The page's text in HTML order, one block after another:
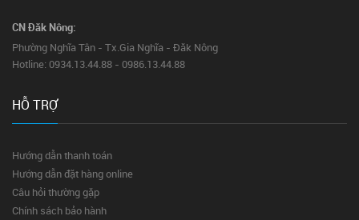
CN Đăk Nông:
Phường Nghĩa Tân - Tx.Gia Nghĩa - Đăk Nông
Hotline: 0934.13.44.88 - 0986.13.44.88
HỖ TRỢ
Hướng dẫn thanh toán
Hướng dẫn đặt hàng online
Câu hỏi thường gặp
Chính sách bảo hành